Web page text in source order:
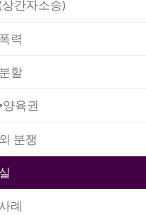
간자소송)
력
할
양육권
분쟁
례